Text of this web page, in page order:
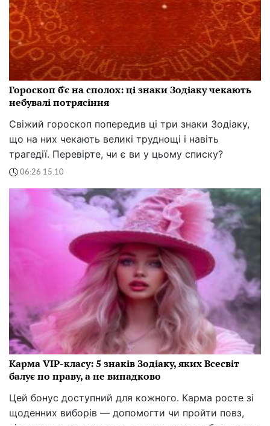
Гороскоп б'є на сполох: ці знаки Зодіаку чекають
небувалі потрясіння
Свіжий гороскоп попередив ці три знаки Зодіаку,
що на них чекають великі труднощі і навіть
трагедії. Перевірте, чи є ви у цьому списку?
06:26 15.10
Карма VIP-класу: 5 знаків Зодіаку, яких Всесвіт
балує по праву, а не випадково
Цей бонус доступний для кожного. Карма росте зі
щоденних виборів — допомогти чи пройти повз,